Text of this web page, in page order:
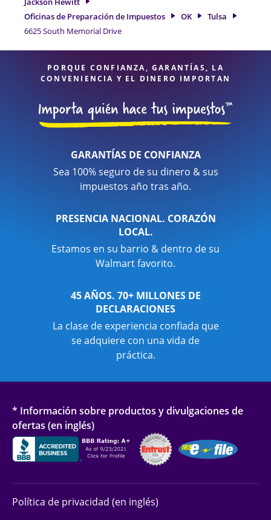
OK, la ubicación de Jackson Hewitt en 6625 South Memorial
Drive es una opción excelente. Con nuestros expertos
profesionales de impuestos, atención al detalle y diversidad
Oficinas de Preparación de Impuestos
OK
Tulsa
6625 South Memorial Drive
PORQUE CONFIANZA, GARANTÍAS, LA
CONVENIENCIA Y EL DINERO IMPORTAN
GARANTÍAS DE CONFIANZA
Sea 100% seguro de su dinero & sus
impuestos año tras año.
PRESENCIA NACIONAL. CORAZÓN
LOCAL.
Estamos en su barrio & dentro de su
Walmart favorito.
45 AÑOS. 70+ MILLONES DE
DECLARACIONES
La clase de experiencia confiada que
se adquiere con una vida de
práctica.
* Información sobre productos y divulgaciones de
ofertas (en inglés)
Política de privacidad (en inglés)